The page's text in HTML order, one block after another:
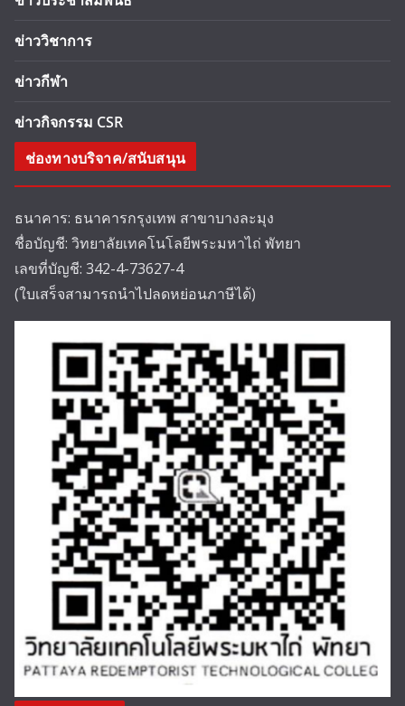
ข่าววิชาการ
ข่าวกีฬา
ข่าวกิจกรรม CSR
ช่องทางบริจาค/สนับสนุน
ธนาคาร: ธนาคารกรุงเทพ สาขาบางละมุง
ชื่อบัญชี: วิทยาลัยเทคโนโลยีพระมหาไถ่ พัทยา
เลขที่บัญชี: 342-4-73627-4
(ใบเสร็จสามารถนำไปลดหย่อนภาษีได้)